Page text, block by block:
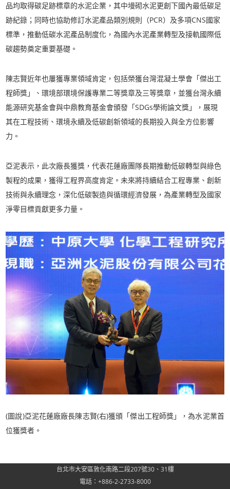
品均取得碳足跡標章的水泥企業，其中墁砌水泥更創下國內最低碳足
跡紀錄；同時也協助修訂水泥產品類別規則（PCR）及多項CNS國家
標準，推動低碳水泥產品制度化，為國內水泥產業轉型及接軌國際低
碳趨勢奠定重要基礎。
陳志賢近年也屢獲專業領域肯定，包括榮獲台灣混凝土學會「傑出工
程師獎」、環境部環境保護專業二等獎章及三等獎章，並獲台灣永續
能源研究基金會與中鼎教育基金會頒發「SDGs學術論文獎」，展現
其在工程技術、環境永續及低碳創新領域的長期投入與全方位影響
力。
亞泥表示，此次廠長獲獎，代表花蓮廠團隊長期推動低碳轉型與綠色
製程的成果，獲得工程界高度肯定。未來將持續結合工程專業、創新
技術與永續理念，深化低碳製造與循環經濟發展，為產業轉型及國家
淨零目標貢獻更多力量。
(圖說)亞泥花蓮廠廠長陳志賢(右)獲頒「傑出工程師獎」，為水泥業首
位獲獎者。
台北市大安區敦化南路二段207號30、31樓
電話：+886-2-2733-8000